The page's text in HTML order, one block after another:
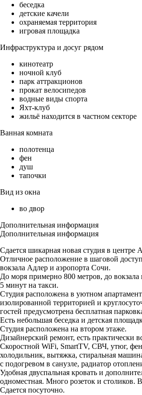
беседка
детские качели
охраняемая территория
игровая площадка
Инфраструктура и досуг рядом
кинотеатр
ночной клуб
парк аттракционов
прокат велосипедов
водные виды спорта
Яхт-клуб
жильё находится в частном секторе
Ванная комната
полотенца
фен
душ
тапочки
Вид из окна
во двор
Дополнительная информация
Дополнительная информация
Сдается шикарная новая студия в центре
Отличное расположение в шаговой
вокзала Адлер и аэропорта Сочи.
До моря примерно 800 метров, до
5 минут на такси.
Студия расположена в уютном
изолированной территорией и
гостей предусмотрена бесплатная
Есть небольшая беседка и детская
Студия расположена на втором этаже.
Дизайнерский ремонт, есть практически
Скоростной WiFi, SmartTV, СВЧ, утюг,
холодильник, вытяжка, стиральная
с подогревом в санузле, радиатор
Удобная двуспальная кровать и
одноместная. Много розеток и столиков.
Сдается посуточно.